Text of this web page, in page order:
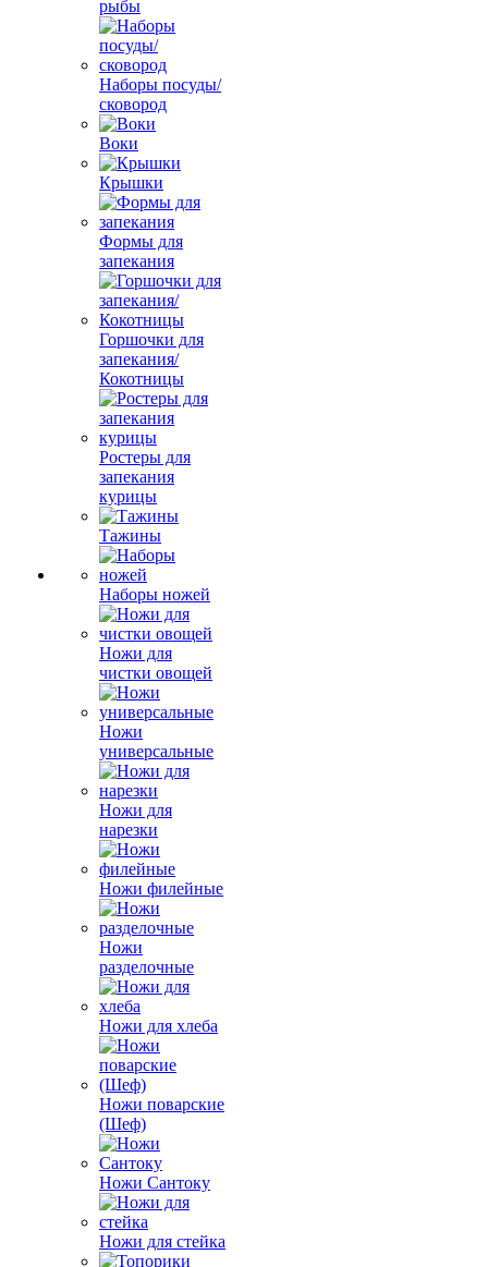
рыбы
Наборы посуды/
сковород
Воки
Крышки
Формы для
запекания
Горшочки для
запекания/
Кокотницы
Ростеры для
запекания
курицы
Тажины
Наборы ножей
Ножи для
чистки овощей
Ножи
универсальные
Ножи для
нарезки
Ножи филейные
Ножи
разделочные
Ножи для хлеба
Ножи поварские
(Шеф)
Ножи Сантоку
Ножи для стейка